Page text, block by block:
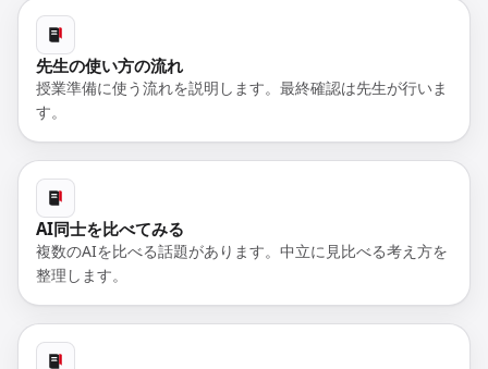
先生の使い方の流れ
授業準備に使う流れを説明します。最終確認は先生が行いま
す。
AI同士を比べてみる
複数のAIを比べる話題があります。中立に見比べる考え方を
整理します。